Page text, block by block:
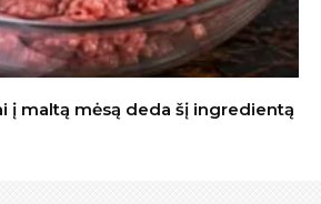
į maltą mėsą deda šį ingredientą